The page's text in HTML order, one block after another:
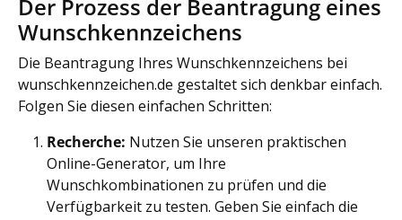
Der Prozess der Beantragung eines
Wunschkennzeichens
Die Beantragung Ihres Wunschkennzeichens bei
wunschkennzeichen.de gestaltet sich denkbar einfach.
Folgen Sie diesen einfachen Schritten:
Recherche: Nutzen Sie unseren praktischen
Online-Generator, um Ihre
Wunschkombinationen zu prüfen und die
Verfügbarkeit zu testen. Geben Sie einfach die